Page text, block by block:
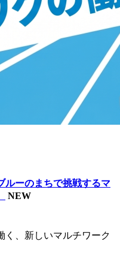
ルーのまちで挑戦するマ
NEW
く、新しいマルチワーク